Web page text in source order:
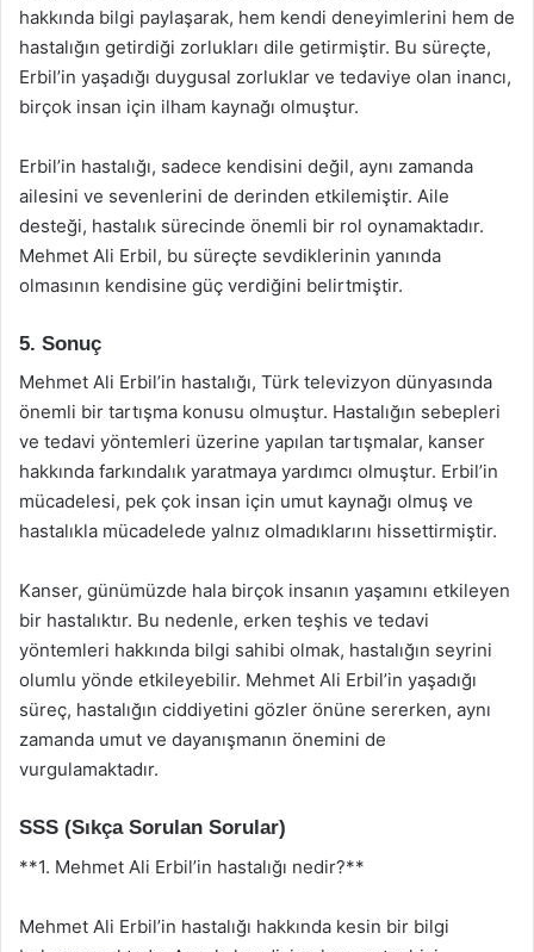
hakkında bilgi paylaşarak, hem kendi deneyimlerini hem de
hastalığın getirdiği zorlukları dile getirmiştir. Bu süreçte,
Erbil’in yaşadığı duygusal zorluklar ve tedaviye olan inancı,
birçok insan için ilham kaynağı olmuştur.
Erbil’in hastalığı, sadece kendisini değil, aynı zamanda
ailesini ve sevenlerini de derinden etkilemiştir. Aile
desteği, hastalık sürecinde önemli bir rol oynamaktadır.
Mehmet Ali Erbil, bu süreçte sevdiklerinin yanında
olmasının kendisine güç verdiğini belirtmiştir.
5. Sonuç
Mehmet Ali Erbil’in hastalığı, Türk televizyon dünyasında
önemli bir tartışma konusu olmuştur. Hastalığın sebepleri
ve tedavi yöntemleri üzerine yapılan tartışmalar, kanser
hakkında farkındalık yaratmaya yardımcı olmuştur. Erbil’in
mücadelesi, pek çok insan için umut kaynağı olmuş ve
hastalıkla mücadelede yalnız olmadıklarını hissettirmiştir.
Kanser, günümüzde hala birçok insanın yaşamını etkileyen
bir hastalıktır. Bu nedenle, erken teşhis ve tedavi
yöntemleri hakkında bilgi sahibi olmak, hastalığın seyrini
olumlu yönde etkileyebilir. Mehmet Ali Erbil’in yaşadığı
süreç, hastalığın ciddiyetini gözler önüne sererken, aynı
zamanda umut ve dayanışmanın önemini de
vurgulamaktadır.
SSS (Sıkça Sorulan Sorular)
**1. Mehmet Ali Erbil’in hastalığı nedir?**
Mehmet Ali Erbil’in hastalığı hakkında kesin bir bilgi